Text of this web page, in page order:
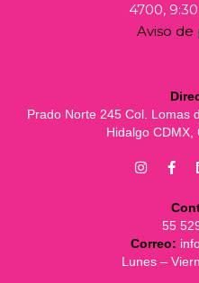
4700,
Aviso de
Prado Norte 245 Col. Lomas
Hidalgo CDMX,
55
Correo:
Lunes –